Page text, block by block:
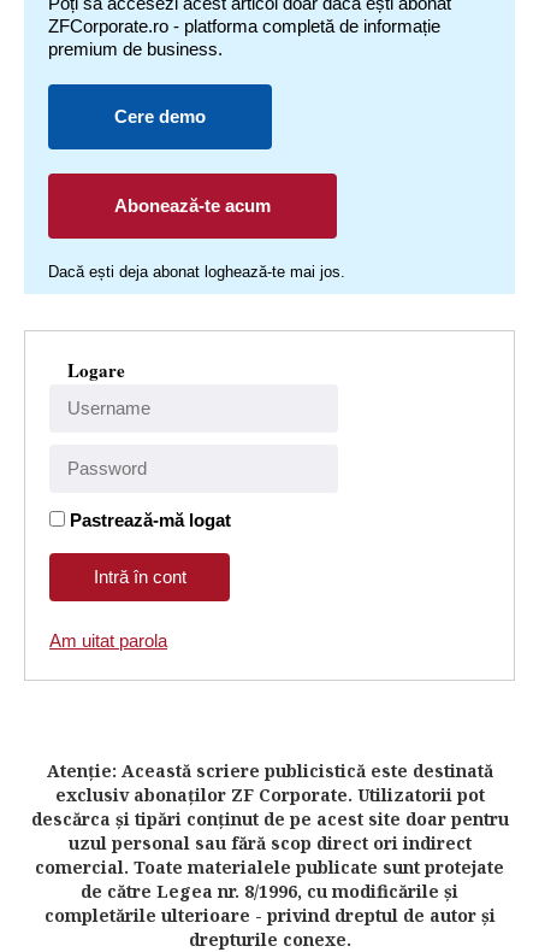
ZFCorporate.ro - platforma completă de informație
premium de business.
Cere demo
Abonează-te acum
Dacă ești deja abonat loghează-te mai jos.
Logare
Pastrează-mă logat
Am uitat parola
Atenţie: Această scriere publicistică este destinată
exclusiv abonaţilor ZF Corporate. Utilizatorii pot
descărca şi tipări conţinut de pe acest site doar pentru
uzul personal sau fără scop direct ori indirect
comercial. Toate materialele publicate sunt protejate
de către Legea nr. 8/1996, cu modificările şi
completările ulterioare - privind dreptul de autor şi
drepturile conexe.